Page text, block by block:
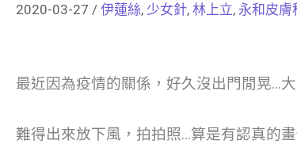
2020-03-27 / 伊蓮絲, 少女針, 林上立, 永和皮膚
最近因為疫情的關係，好久沒出門閒晃…
難得出來放下風，拍拍照…算是有認真的